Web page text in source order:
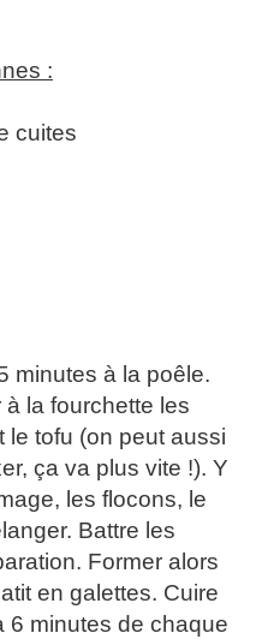
:
cuites
minutes à la poêle.
la fourchette les
le tofu (on peut aussi
ça va plus vite !). Y
les flocons, le
Battre les
Former alors
en galettes. Cuire
6 minutes de chaque